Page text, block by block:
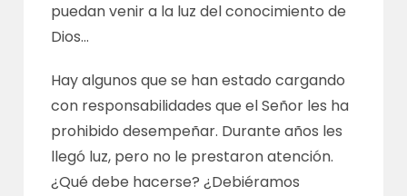
puedan venir a la luz del conocimiento de
Dios…
Hay algunos que se han estado cargando
con responsabilidades que el Señor les ha
prohibido desempeñar. Durante años les
llegó luz, pero no le prestaron atención.
¿Qué debe hacerse? ¿Debiéramos